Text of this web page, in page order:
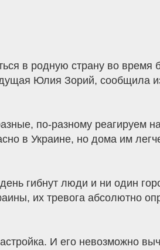
в родную страну во время
Юлия Зорий, сообщила
по-разному реагируем
в Украине, но дома им
гибнут люди и ни один
их тревога абсолютно
И его невозможно